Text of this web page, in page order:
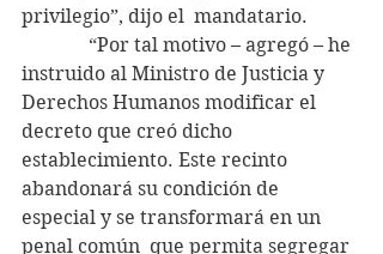
privilegio”, dijo el  mandatario.
“Por tal motivo – agregó – he
instruido al Ministro de Justicia y
Derechos Humanos modificar el
decreto que creó dicho
establecimiento. Este recinto
abandonará su condición de
especial y se transformará en un
penal común  que permita segregar